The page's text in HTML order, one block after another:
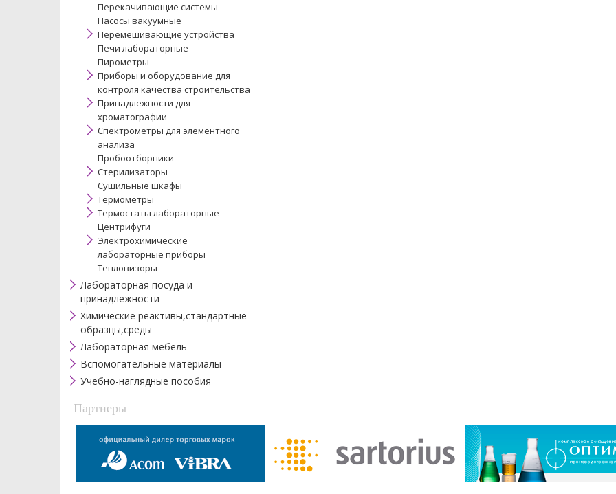
Перекачивающие системы
Насосы вакуумные
Перемешивающие устройства
Печи лабораторные
Пирометры
Приборы и оборудование для
контроля качества строительства
Принадлежности для
хроматографии
Спектрометры для элементного
анализа
Пробоотборники
Стерилизаторы
Сушильные шкафы
Термометры
Термостаты лабораторные
Центрифуги
Электрохимические
лабораторные приборы
Тепловизоры
Лабораторная посуда и
принадлежности
Химические реактивы,стандартные
образцы,среды
Лабораторная мебель
Вспомогательные материалы
Учебно-наглядные пособия
Партнеры